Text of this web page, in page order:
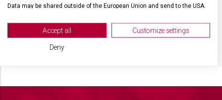
MATERIÁL RUKOJETI Polypropylen (PP)
Multicolor
Data may be shared outside of the European Union and send to the USA.
View Partner List (2 IAB Vendors)
We use your data for the following purposes:
Accept all Customize settings
Deny